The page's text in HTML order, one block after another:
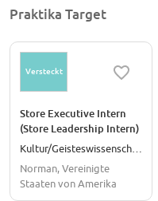
Praktika Target
Versteckt
Store Executive Intern
(Store Leadership Intern)
- Oklahoma City, OK
Norman, Vereinigte
Staaten von Amerika